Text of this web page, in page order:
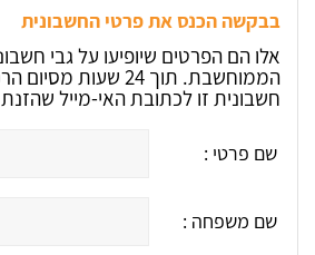
בבקשה הכנס את פרטי החשבונית
אלו הם הפרטים שיופיעו על גבי
הממוחשבת. תוך 24 שעות
חשבונית זו לכתובת האי-מייל
שם פרטי :
שם משפחה :